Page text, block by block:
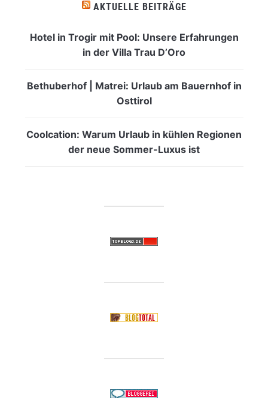
AKTUELLE BEITRÄGE
Hotel in Trogir mit Pool: Unsere Erfahrungen
in der Villa Trau D’Oro
Bethuberhof | Matrei: Urlaub am Bauernhof in
Osttirol
Coolcation: Warum Urlaub in kühlen Regionen
der neue Sommer-Luxus ist